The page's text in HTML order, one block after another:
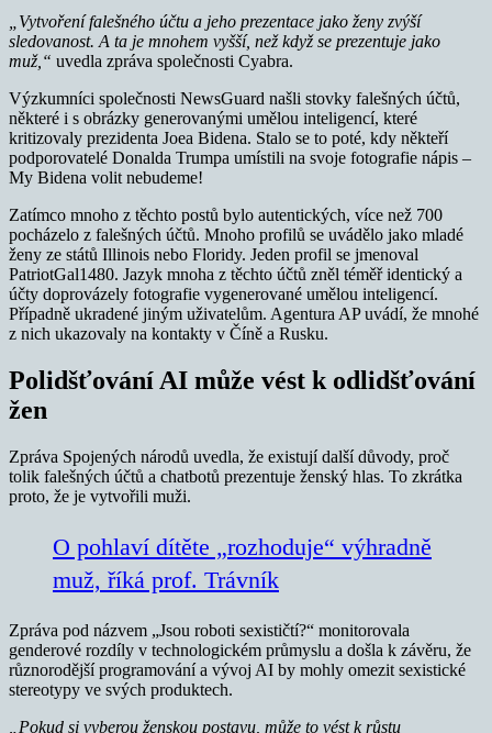
„Vytvoření falešného účtu a jeho prezentace jako ženy zvýší
sledovanost. A ta je mnohem vyšší, než když se prezentuje jako
muž,“ uvedla zpráva společnosti Cyabra.
Výzkumníci společnosti NewsGuard našli stovky falešných účtů,
některé i s obrázky generovanými umělou inteligencí, které
kritizovaly prezidenta Joea Bidena. Stalo se to poté, kdy někteří
podporovatelé Donalda Trumpa umístili na svoje fotografie nápis –
My Bidena volit nebudeme!
Zatímco mnoho z těchto postů bylo autentických, více než 700
pocházelo z falešných účtů. Mnoho profilů se uvádělo jako mladé
ženy ze států Illinois nebo Floridy. Jeden profil se jmenoval
PatriotGal1480. Jazyk mnoha z těchto účtů zněl téměř identický a
účty doprovázely fotografie vygenerované umělou inteligencí.
Případně ukradené jiným uživatelům. Agentura AP uvádí, že mnohé
z nich ukazovaly na kontakty v Číně a Rusku.
Polidšťování AI může vést k odlidšťování
žen
Zpráva Spojených národů uvedla, že existují další důvody, proč
tolik falešných účtů a chatbotů prezentuje ženský hlas. To zkrátka
proto, že je vytvořili muži.
O pohlaví dítěte „rozhoduje“ výhradně
muž, říká prof. Trávník
Zpráva pod názvem „Jsou roboti sexističtí?“ monitorovala
genderové rozdíly v technologickém průmyslu a došla k závěru, že
různorodější programování a vývoj AI by mohly omezit sexistické
stereotypy ve svých produktech.
„Pokud si vyberou ženskou postavu, může to vést k růstu